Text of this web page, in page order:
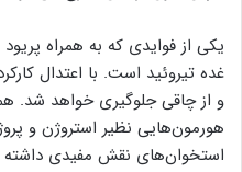
یکی از فوایدی که به همراه
غده تیروئید است. با اعتدال
و از چاقی جلوگیری خواهد شد.
هورمون‌هایی نظیر استروژن و
استخوان‌های نقش مفیدی داشته